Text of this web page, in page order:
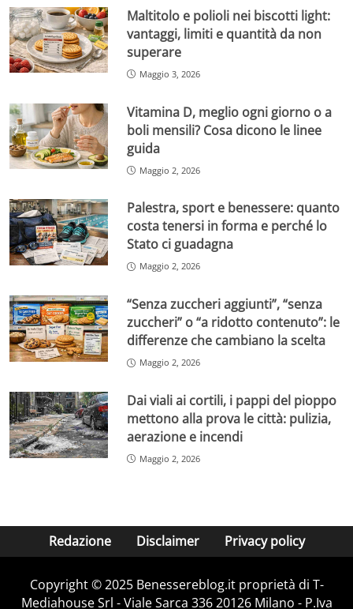
Maltitolo e polioli nei biscotti light:
vantaggi, limiti e quantità da non
superare
Maggio 3, 2026
Vitamina D, meglio ogni giorno o a
boli mensili? Cosa dicono le linee
guida
Maggio 2, 2026
Palestra, sport e benessere: quanto
costa tenersi in forma e perché lo
Stato ci guadagna
Maggio 2, 2026
“Senza zuccheri aggiunti”, “senza
zuccheri” o “a ridotto contenuto”: le
differenze che cambiano la scelta
Maggio 2, 2026
Dai viali ai cortili, i pappi del pioppo
mettono alla prova le città: pulizia,
aerazione e incendi
Maggio 2, 2026
Redazione Disclaimer Privacy policy
Copyright © 2025 Benessereblog.it proprietà di T-
Mediahouse Srl - Viale Sarca 336 20126 Milano - P.Iva